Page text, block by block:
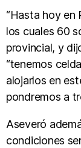
“Hasta hoy en
los cuales 60
provincial, y
“tenemos
alojarlos en
pondremos a
Aseveró
condiciones